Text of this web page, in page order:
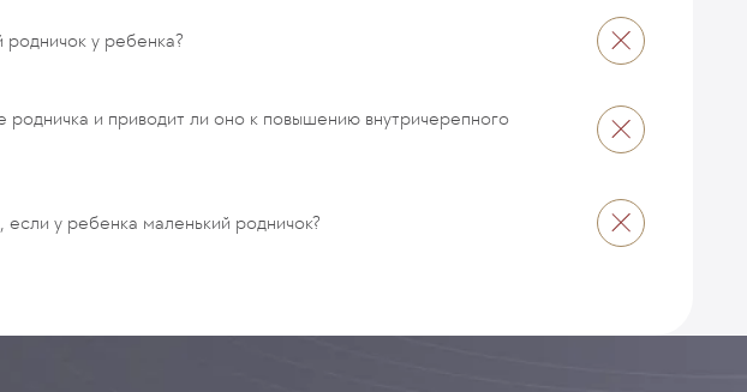
родничок у ребенка?
родничка и приводит ли оно к повышению внутричерепного
у ребенка маленький родничок?